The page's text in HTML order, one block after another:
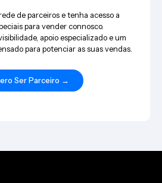
de parceiros e tenha acesso a
para vender connosco.
apoio especializado e um
para potenciar as suas vendas.
Ser Parceiro →